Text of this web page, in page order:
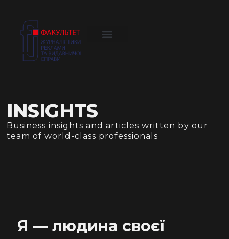
INSIGHTS
Business insights and articles written by our
team of world-class professionals
Я — людина своєї